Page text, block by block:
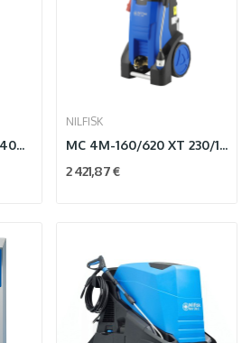
MH 5M-210/1100 PAX 400/3/50 EU
NILFISK
MC 4M-160/620 XT 230/1/50/16 EU
2 421,87 €